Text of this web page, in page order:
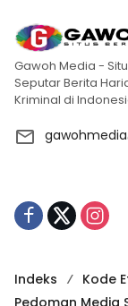
Gawoh Media -
Seputar Berita
Kriminal di
Indeks Kode
Pedoman Media